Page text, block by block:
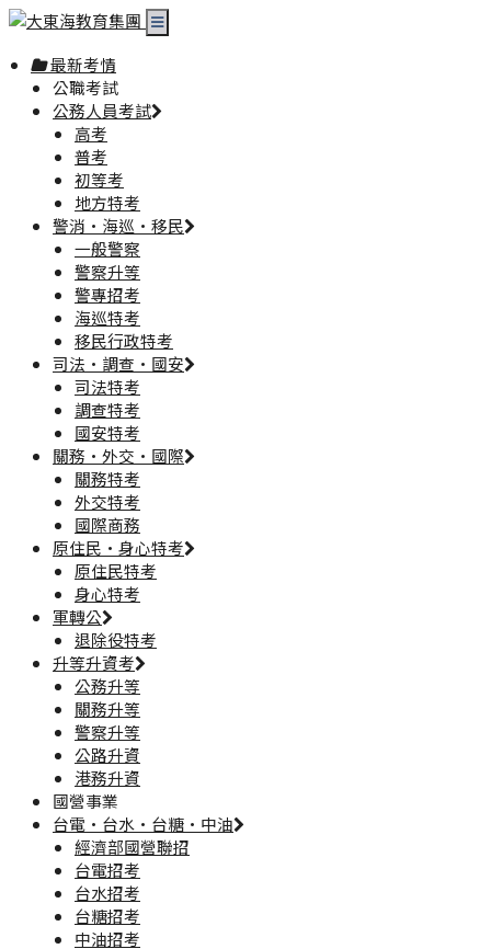
最新考情
公職考試
公務人員考試
高考
普考
初等考
地方特考
警消·海巡·移民
一般警察
警察升等
警專招考
海巡特考
移民行政特考
司法·調查·國安
司法特考
調查特考
國安特考
關務·外交·國際
關務特考
外交特考
國際商務
原住民·身心特考
原住民特考
身心特考
軍轉公
退除役特考
升等升資考
公務升等
關務升等
警察升等
公路升資
港務升資
國營事業
台電·台水·台糖·中油
經濟部國營聯招
台電招考
台水招考
台糖招考
中油招考